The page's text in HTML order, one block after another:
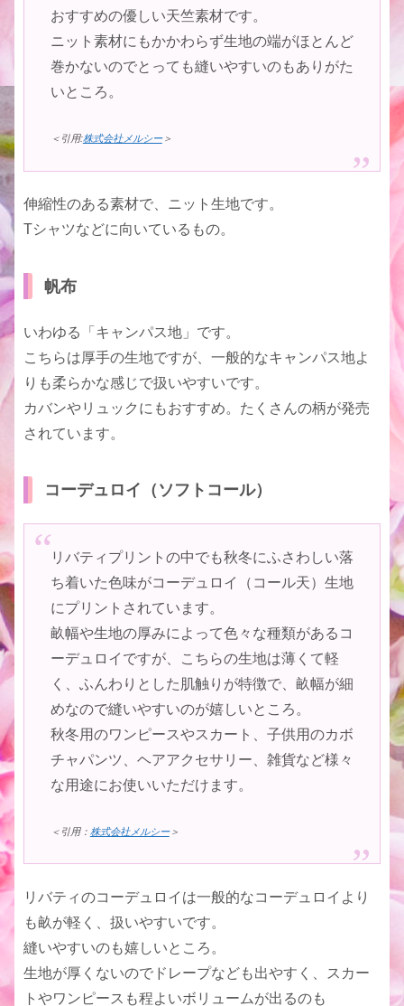
おすすめの優しい天竺素材です。
ニット素材にもかかわらず生地の端がほとんど
巻かないのでとっても縫いやすいのもありがた
いところ。
＜引用:株式会社メルシー＞
伸縮性のある素材で、ニット生地です。
Tシャツなどに向いているもの。
帆布
いわゆる「キャンパス地」です。
こちらは厚手の生地ですが、一般的なキャンパス地よ
りも柔らかな感じで扱いやすいです。
カバンやリュックにもおすすめ。たくさんの柄が発売
されています。
コーデュロイ（ソフトコール）
リバティプリントの中でも秋冬にふさわしい落
ち着いた色味がコーデュロイ（コール天）生地
にプリントされています。
畝幅や生地の厚みによって色々な種類があるコ
ーデュロイですが、こちらの生地は薄くて軽
く、ふんわりとした肌触りが特徴で、畝幅が細
めなので縫いやすいのが嬉しいところ。
秋冬用のワンピースやスカート、子供用のカボ
チャパンツ、ヘアアクセサリー、雑貨など様々
な用途にお使いいただけます。
＜引用： 株式会社メルシー＞
リバティのコーデュロイは一般的なコーデュロイより
も畝が軽く、扱いやすいです。
縫いやすいのも嬉しいところ。
生地が厚くないのでドレープなども出やすく、スカー
トやワンピースも程よいボリュームが出るのも